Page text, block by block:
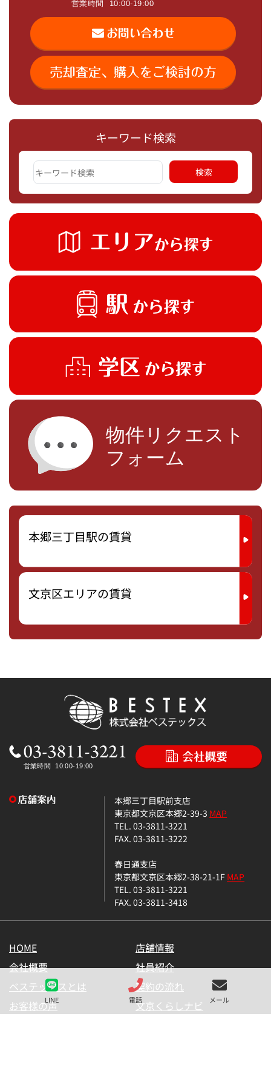
LINE 電話 メール
キーワード検索
本郷三丁目駅の賃貸
文京区エリアの賃貸
本郷三丁目駅前支店
東京都文京区本郷2-39-3 MAP
TEL. 03-3811-3221
FAX. 03-3811-3222
春日通支店
東京都文京区本郷2-38-21-1FMAP
TEL. 03-3811-3221
FAX. 03-3811-3418
HOME
店舗情報
会社概要
社員紹介
ベステックスとは
契約の流れ
お客様の声
文京くらしナビ